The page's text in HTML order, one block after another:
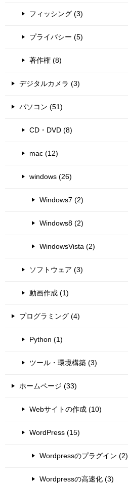
フィッシング (3)
プライバシー (5)
著作権 (8)
デジタルカメラ (3)
パソコン (51)
CD・DVD (8)
mac (12)
windows (26)
Windows7 (2)
Windows8 (2)
WindowsVista (2)
ソフトウェア (3)
動画作成 (1)
プログラミング (4)
Python (1)
ツール・環境構築 (3)
ホームページ (33)
Webサイトの作成 (10)
WordPress (15)
Wordpressのプラグイン (2)
Wordpressの高速化 (3)